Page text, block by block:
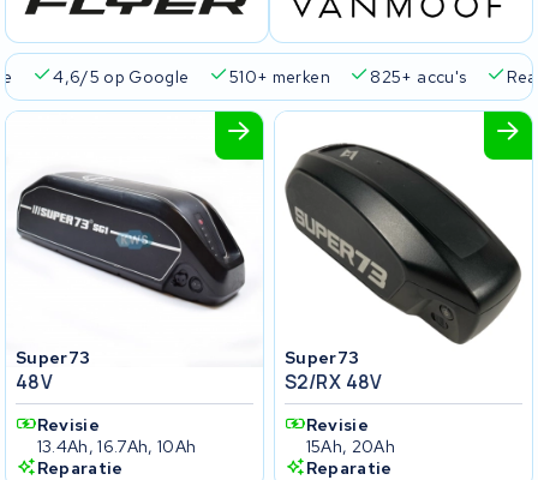
4,6/5 op Google 510+ merken 825+ accu's
Super73
48V
Revisie
13.4Ah, 16.7Ah, 10Ah
Reparatie
Super73
S2/RX 48V
Revisie
15Ah, 20Ah
Reparatie